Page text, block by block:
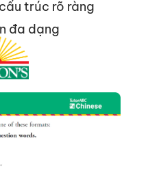
trúc rõ ràng
đa dạng